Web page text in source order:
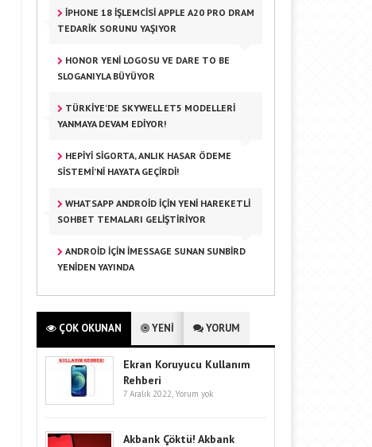
IPHONE 18 İŞLEMCISI APPLE A20 PRO DRAM
TEDARIK SORUNU YAŞIYOR
HONOR YENI LOGOSU VE DARE TO BE
SLOGANIYLA BÜYÜYOR
TÜRKIYE’DE SKYWELL ET5 MODELLERI
YANMAYA DEVAM EDIYOR!
HEPIYI SIGORTA, ANLIK HASAR ÖDEME
SISTEMI’NI HAYATA GEÇIRDI!
WHATSAPP ANDROID IÇIN YENI HAREKETLI
SOHBET TEMALARI GELIŞTIRIYOR
ANDROID IÇIN IMESSAGE SUNAN SUNBIRD
YENIDEN YAYINDA
ÇOK OKUNAN YENİ YORUM
Ekran Koruyucu Kullanım
Rehberi
7 Aralık 2022, Yorum yok
Akbank Çöktü! Akbank